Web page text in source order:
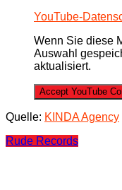
YouTube-
Wenn Sie diese
Auswahl
aktualisiert.
Accept YouTube
Quelle: KINDA Agency
Rude Records